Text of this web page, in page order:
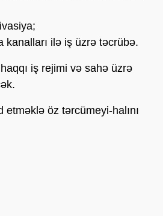
ilə iş üzrə təcrübə.
iş rejimi və sahə üzrə
etməklə öz tərcümeyi-halını